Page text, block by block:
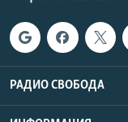
РАДИО СВОБОДА